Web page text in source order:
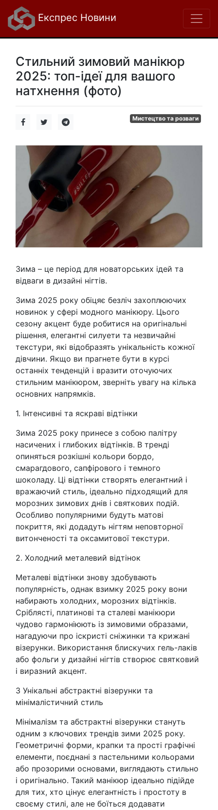
Експрес Новини
Стильний зимовий манікюр
2025: топ-ідеї для вашого
натхнення (фото)
Мистецтво та розваги
Зима – це період для новаторських ідей та
відваги в дизайні нігтів.
Зима 2025 року обіцяє безліч захоплюючих
новинок у сфері модного манікюру. Цього
сезону акцент буде робитися на оригінальні
рішення, елегантні силуети та незвичайні
текстури, які відобразять унікальність кожної
дівчини. Якщо ви прагнете бути в курсі
останніх тенденцій і вразити оточуючих
стильним манікюром, зверніть увагу на кілька
основних напрямків.
1. Інтенсивні та яскраві відтінки
Зима 2025 року принесе з собою палітру
насичених і глибоких відтінків. В тренді
опиняться розкішні кольори бордо,
смарагдового, сапфірового і темного
шоколаду. Ці відтінки створять елегантний і
вражаючий стиль, ідеально підходящий для
морозних зимових днів і святкових подій.
Особливо популярними будуть матові
покриття, які додадуть нігтям неповторної
витонченості та оксамитової текстури.
2. Холодний металевий відтінок
Металеві відтінки знову здобувають
популярність, однак взимку 2025 року вони
набирають холодних, морозних відтінків.
Сріблясті, платинові та сталеві манікюри
чудово гармоніюють із зимовими образами,
нагадуючи про іскристі сніжинки та крижані
візерунки. Використання блискучих гель-лаків
або фольги у дизайні нігтів створює святковий
і виразний акцент.
3 Унікальні абстрактні візерунки та
мінімалістичний стиль
Мінімалізм та абстрактні візерунки стануть
одним з ключових трендів зими 2025 року.
Геометричні форми, крапки та прості графічні
елементи, поєднані з пастельними кольорами
або прозорими основами, виглядають стильно
і оригінально. Такий манікюр ідеально підійде
для тих, хто цінує елегантність і простоту в
своєму стилі, але не боїться додавати